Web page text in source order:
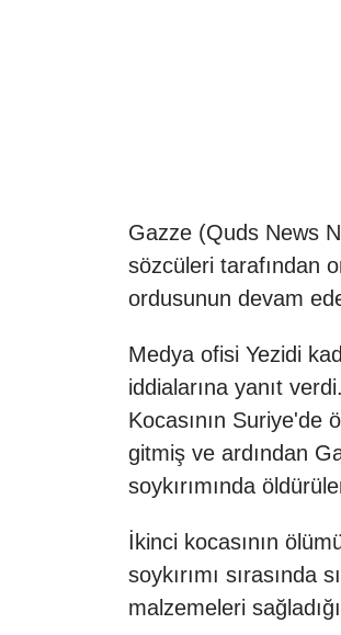
Gazze (Quds News
sözcüleri tarafından
ordusunun devam
Medya ofisi Yezidi
iddialarına yanıt
Kocasının Suriye'de
gitmiş ve ardından
soykırımında
İkinci kocasının
soykırımı
malzemeleri